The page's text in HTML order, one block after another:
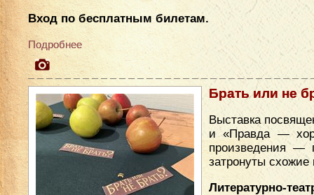
Вход по бесплатным билетам.
Подробнее
Брать или не
Выставка
и «Правда —
произведения —
затронуты
Литературно-